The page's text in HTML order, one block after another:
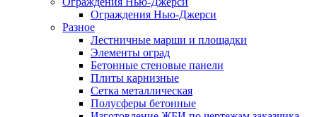
Ограждения Нью-Джерси
Разное
Лестничные марши и площадки
Элементы оград
Бетонные стеновые панели
Плиты карнизные
Сетка металлическая
Полусферы бетонные